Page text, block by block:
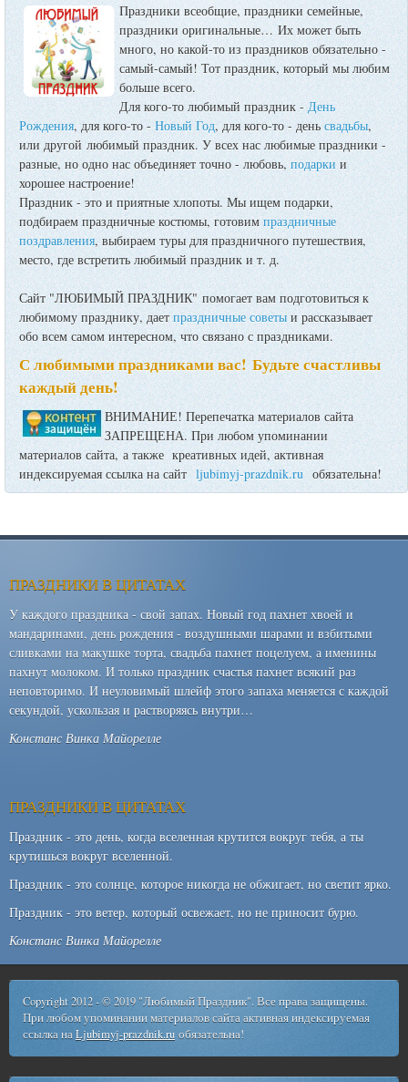
Праздники всеобщие, праздники семейные,
праздники оригинальные… Их может быть
много, но какой-то из праздников обязательно -
самый-самый! Тот праздник, который мы любим
больше всего.
Для кого-то любимый праздник - День
Рождения, для кого-то -Новый Год, для кого-то - деньсвадьбы,
или другой любимый праздник. У всех нас любимые праздники -
разные, но одно нас объединяет точно - любовь,подаркии
хорошее настроение!
Праздник - это и приятные хлопоты. Мы ищем подарки,
подбираем праздничные костюмы, готовимпраздничные
поздравления, выбираем туры для праздничного путешествия,
место, где встретить любимый праздник и т. д.
Сайт "ЛЮБИМЫЙ ПРАЗДНИК" помогает вам подготовиться к
любимому празднику, даетпраздничные советы и рассказывает
обо всем самом интересном, что связано с праздниками.
С любимыми праздниками вас! Будьте счастливы
каждый день!
ВНИМАНИЕ! Перепечатка материалов сайта
ЗАПРЕЩЕНА. При любом упоминании
материалов сайта, а также креативных идей, активная
индексируемая ссылка на сайт ljubimyj-prazdnik.ru обязательна!
ПРАЗДНИКИ В ЦИТАТАХ
У каждого праздника - свой запах. Новый год пахнет хвоей и
мандаринами, день рождения - воздушными шарами и взбитыми
сливками на макушке торта, свадьба пахнет поцелуем, а именины
пахнут молоком. И только праздник счастья пахнет всякий раз
неповторимо. И неуловимый шлейф этого запаха меняется с каждой
секундой, ускользая и растворяясь внутри…
Констанс Винка Майорелле
ПРАЗДНИКИ В ЦИТАТАХ
Праздник - это день, когда вселенная крутится вокруг тебя, а ты
крутишься вокруг вселенной.
Праздник - это солнце, которое никогда не обжигает, но светит ярко.
Праздник - это ветер, который освежает, но не приносит бурю.
Констанс Винка Майорелле
Copyright 2012 - © 2019 "Любимый Праздник". Все права защищены.
При любом упоминании материалов сайта активная индексируемая
ссылка наLjubimyj-prazdnik.ru обязательна!